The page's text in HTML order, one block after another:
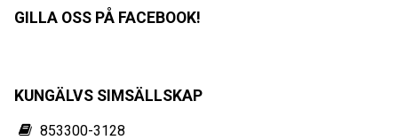
GILLA OSS PÅ FACEBOOK!
KUNGÄLVS SIMSÄLLSKAP
853300-3128